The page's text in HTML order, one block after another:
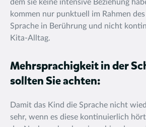
dem sie keine intensive Beziehung
kommen nur punktuell im Rahmen
Sprache in Berührung und nicht
Kita-Alltag.
Mehrsprachigkeit in der
sollten Sie achten:
Damit das Kind die Sprache nicht
sehr, wenn es diese kontinuierlich